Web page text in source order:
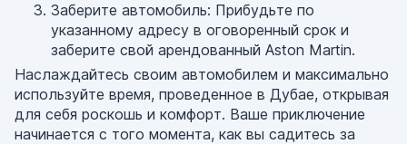
Заберите автомобиль: Прибудьте по
указанному адресу в оговоренный срок и
заберите свой арендованный Aston Martin.
Наслаждайтесь своим автомобилем и максимально
используйте время, проведенное в Дубае, открывая
для себя роскошь и комфорт. Ваше приключение
начинается с того момента, как вы садитесь за